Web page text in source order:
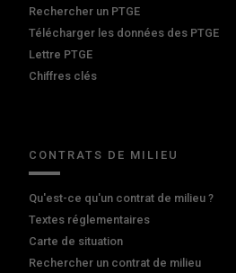
Rechercher un PTGE
Télécharger les données des PTGE
Lettre PTGE
Chiffres clés
CONTRATS DE MILIEU
Qu'est-ce qu'un contrat de milieu ?
Textes réglementaires
Carte de situation
Rechercher un contrat de milieu